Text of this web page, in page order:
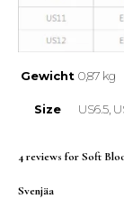
Gewicht 0,87 kg
Size US6.5,
4 reviews forSoft
Svenjäa